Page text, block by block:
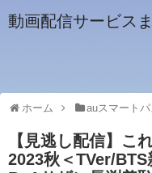
動画配信サービス
ホーム auスマート
【見逃し配信】こ
2023秋＜TVer/